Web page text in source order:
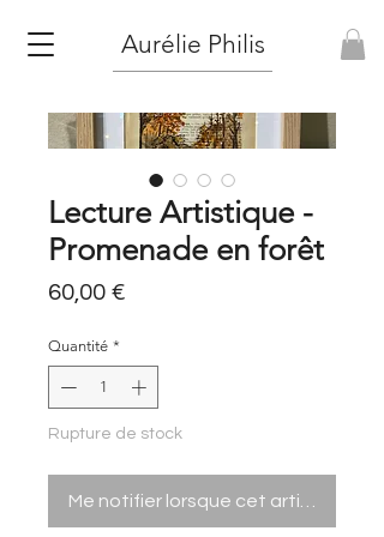
Aurélie Philis
Lecture Artistique -
Promenade en forêt
60,00 €Prix
Quantité *
Rupture de stock
Me notifier lorsque cet article est